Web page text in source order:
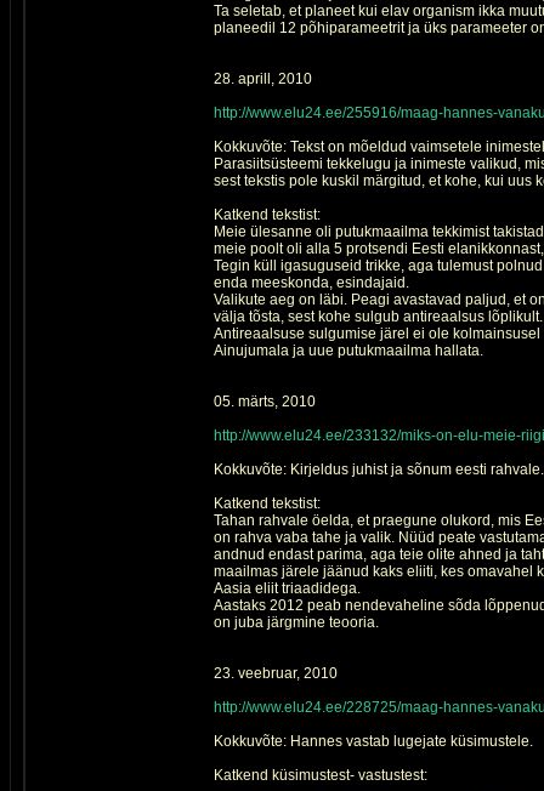
Ta seletab, et planeet kui elav organism ikka
planeedil 12 põhiparameetrit ja üks parameeter
28. aprill, 2010
http://www.elu24.ee/255916/maag-hannes-
Kokkuvõte: Tekst on mõeldud vaimsetele
Parasiitsüsteemi tekkelugu ja inimeste valikud,
sest tekstis pole kuskil märgitud, et kohe, kui uus
Katkend tekstist:
Meie ülesanne oli putukmaailma tekkimist
meie poolt oli alla 5 protsendi Eesti
Tegin küll igasuguseid trikke, aga tulemust
enda meeskonda, esindajaid.
Valikute aeg on läbi. Peagi avastavad paljud, et
välja tõsta, sest kohe sulgub antireaalsus lõplikult.
Antireaalsuse sulgumise järel ei ole
Ainujumala ja uue putukmaailma hallata.
05. märts, 2010
http://www.elu24.ee/233132/miks-on-elu-meie-
Kokkuvõte: Kirjeldus juhist ja sõnum eesti rahvale.
Katkend tekstist:
Tahan rahvale öelda, et praegune olukord, mis
on rahva vaba tahe ja valik. Nüüd peate
andnud endast parima, aga teie olite ahned ja
maailmas järele jäänud kaks eliiti, kes omavahel
Aasia eliit triaadidega.
Aastaks 2012 peab nendevaheline sõda
on juba järgmine teooria.
23. veebruar, 2010
http://www.elu24.ee/228725/maag-hannes-
Kokkuvõte: Hannes vastab lugejate küsimustele.
Katkend küsimustest- vastustest: